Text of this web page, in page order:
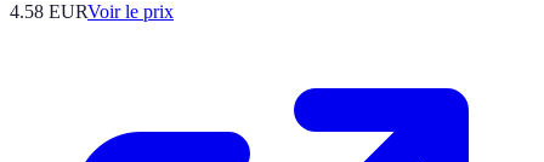
4.58 EURVoir le prix